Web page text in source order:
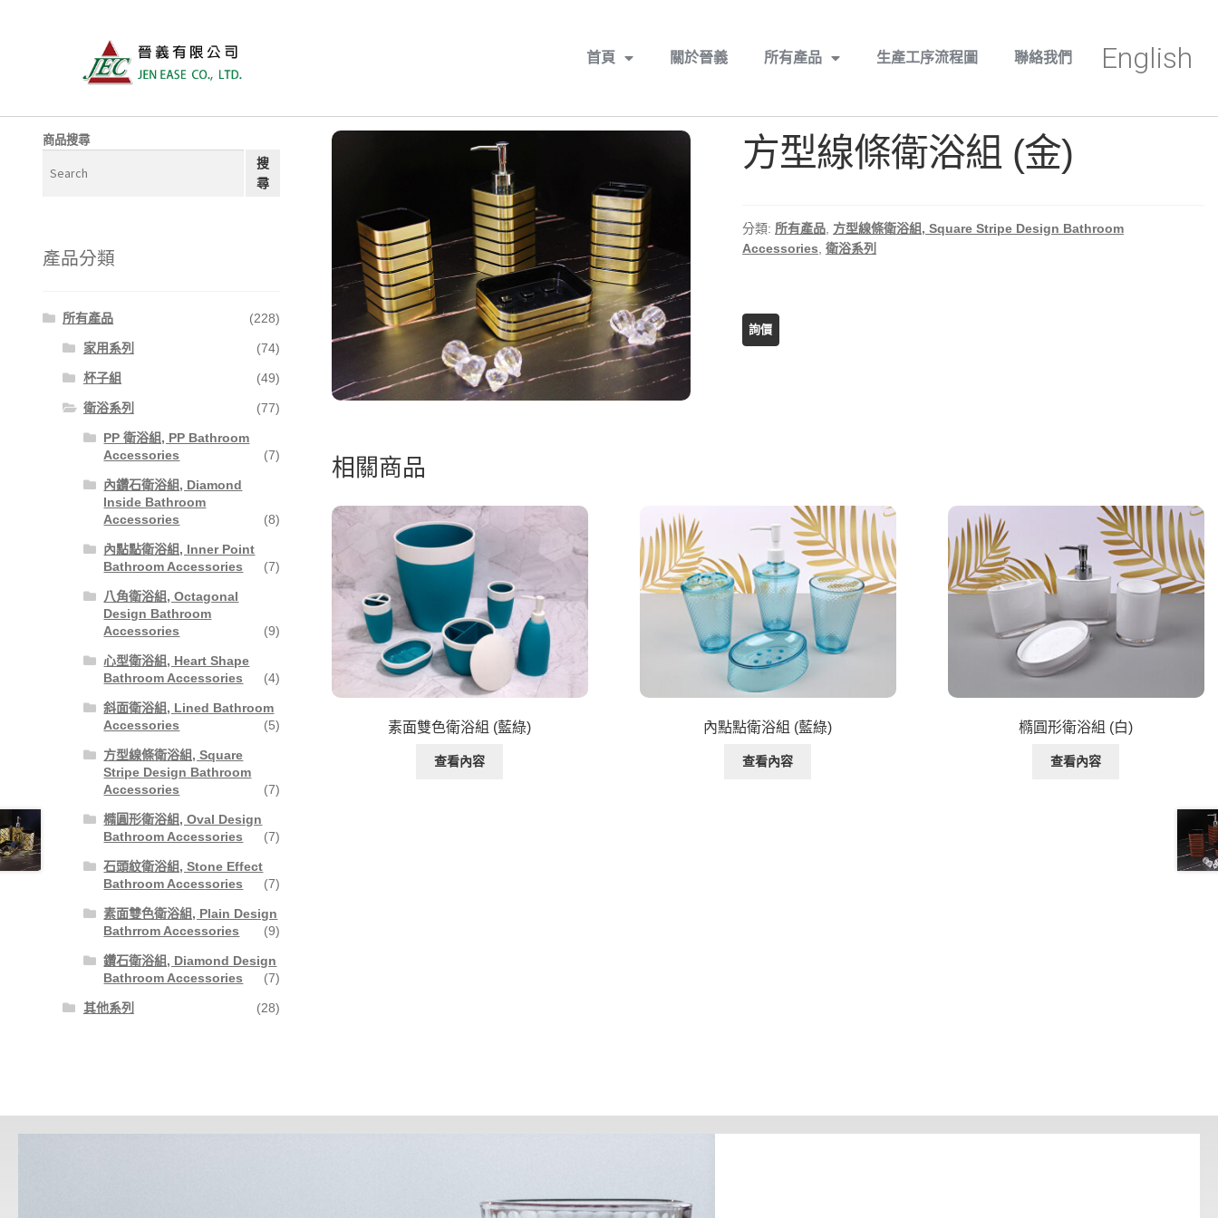
首頁 關於晉義 所有產品 生產工序流程圖 聯絡我們 English
方型線條衛浴組 (金)
分類: 所有產品, 方型線條衛浴組, Square Stripe Design Bathroom
Accessories 衛浴系列
相關商品
素面雙色衛浴組 (藍綠)
查看內容
內點點衛浴組 (藍綠)
查看內容
橢圓形衛浴組 (白)
查看內容
商品搜尋
搜
尋
產品分類
所有產品 (228)
家用系列 (74)
杯子組 (49)
衛浴系列 (77)
PP 衛浴組, PP Bathroom
Accessories
(7)
內鑽石衛浴組, Diamond
Inside Bathroom
Accessories
(8)
內點點衛浴組, Inner Point
Bathroom Accessories
(7)
八角衛浴組, Octagonal
Design Bathroom
Accessories
(9)
心型衛浴組, Heart Shape
Bathroom Accessories
(4)
斜面衛浴組, Lined Bathroom
Accessories
(5)
方型線條衛浴組, Square
Stripe Design Bathroom
Accessories
(7)
橢圓形衛浴組, Oval Design
Bathroom Accessories
(7)
石頭紋衛浴組, Stone Effect
Bathroom Accessories
(7)
素面雙色衛浴組, Plain Design
Bathrrom Accessories
(9)
鑽石衛浴組, Diamond Design
Bathroom Accessories
(7)
其他系列 (28)